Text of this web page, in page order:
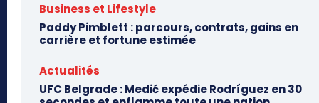
Business et Lifestyle
Paddy Pimblett : parcours, contrats, gains en
carrière et fortune estimée
Actualités
UFC Belgrade : Medić expédie Rodríguez en 30